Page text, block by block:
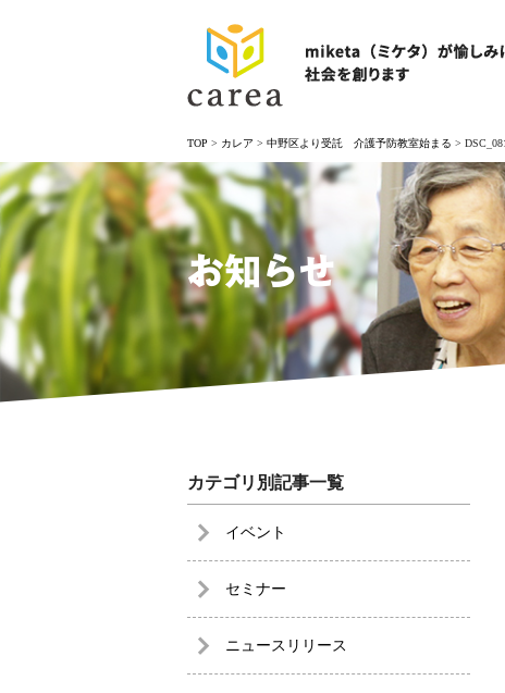
TOP > カレア > 中野区より受託 介護予防教室始まる >
お知らせ
カテゴリ別記事一覧
イベント
セミナー
ニュースリリース